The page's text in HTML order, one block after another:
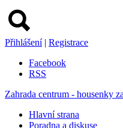
Přihlášení | Registrace
Facebook
RSS
Zahrada centrum - housenky
Hlavní strana
Poradna a diskuse